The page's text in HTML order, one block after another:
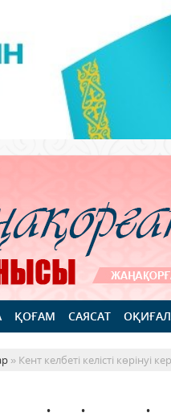
ҚОҒАМ САЯСАТ
» Кент келбеті келісті көрінуі